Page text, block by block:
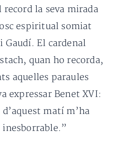
la seva mirada
espiritual somiat
Gaudí. El cardenal
quan ho recorda,
aquelles paraules
expressar Benet XVI:
matí m’ha